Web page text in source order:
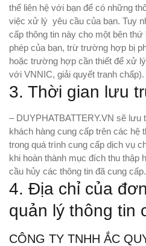
thể liên hệ với bạn để có những
việc xử lý yêu cầu của bạn. Tuy
cấp thông tin này cho một bên
phép của bạn, trừ trường hợp bị
hoặc trường hợp cần thiết để xử
với VNNIC, giải quyết tranh chấp).
3. Thời gian lưu
– DUYPHATBATTERY.VN sẽ lưu
khách hàng cung cấp trên các hệ
trong quá trình cung cấp dịch vụ
khi hoàn thành mục đích thu thập
cầu hủy các thông tin đã cung cấp.
4. Địa chỉ của
quản lý thông tin
CÔNG TY TNHH ẮC